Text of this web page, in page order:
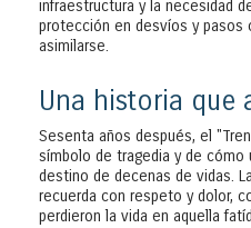
infraestructura y la necesidad
protección en desvíos y pasos
asimilarse.
Una historia que
Sesenta años después, el
símbolo de tragedia y de cómo
destino de decenas de vidas.
recuerda con respeto y dolor,
perdieron la vida en aquella